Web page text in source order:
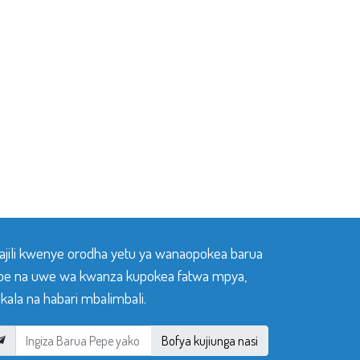
kwenye orodha yetu ya wanaopokea barua
na uwe wa kwanza kupokea fatwa mpya,
na habari mbalimbali.
Bofya kujiunga nasi